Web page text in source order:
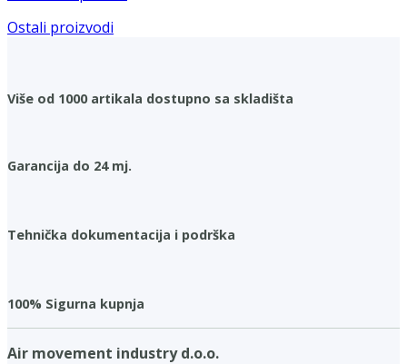
Ostali proizvodi
Više od 1000 artikala dostupno sa skladišta
Garancija do 24 mj.
Tehnička dokumentacija i podrška
100% Sigurna kupnja
Air movement industry d.o.o.